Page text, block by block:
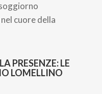
cuore della
PRESENZE: LE
LOMELLINO